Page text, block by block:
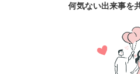
何気ない出来事を